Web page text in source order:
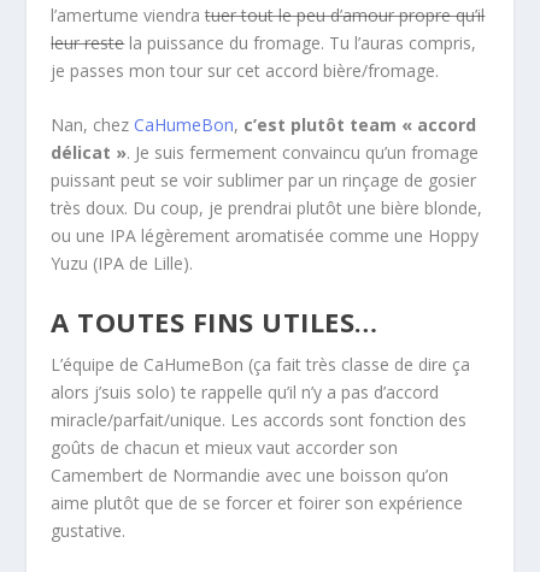
l’amertume viendratuer tout le peu d’amour propre qu’il
leur restela puissance du fromage. Tu l’auras compris,
je passes mon tour sur cet accord bière/fromage.
Nan, chez CaHumeBon, c’est plutôt team « accord
délicat ». Je suis fermement convaincu qu’un fromage
puissant peut se voir sublimer par un rinçage de gosier
très doux. Du coup, je prendrai plutôt une bière blonde,
ou une IPA légèrement aromatisée comme une Hoppy
Yuzu (IPA de Lille).
A TOUTES FINS UTILES…
L’équipe de CaHumeBon (ça fait très classe de dire ça
alors j’suis solo) te rappelle qu’il n’y a pas d’accord
miracle/parfait/unique. Les accords sont fonction des
goûts de chacun et mieux vaut accorder son
Camembert de Normandie avec une boisson qu’on
aime plutôt que de se forcer et foirer son expérience
gustative.